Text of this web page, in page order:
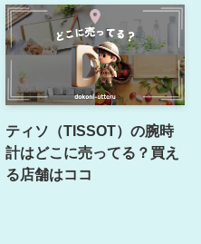
ティソ（TISSOT）の腕時
計はどこに売ってる？買え
る店舗はココ